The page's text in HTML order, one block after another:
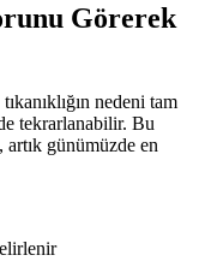
Görerek
nedeni tam
tekrarlanabilir. Bu
, artık günümüzde en